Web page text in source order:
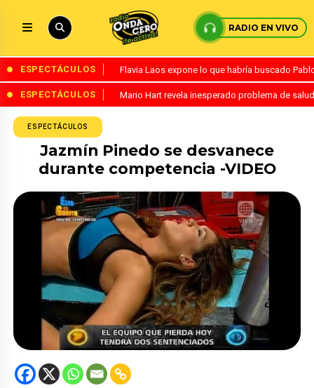
RADIO EN VIVO
ESPECTÁCULOS Flavia Laos expone lo que habría buscado
ESPECTÁCULOS Mario Hart revela inesperado problema de
ESPECTÁCULOS
Jazmín Pinedo se desvanece
durante competencia -VIDEO